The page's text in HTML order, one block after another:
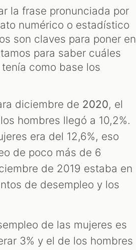
la frase pronunciada por
numérico o estadístico
son claves para poner en
para saber cuáles
como base los
diciembre de 2020, el
hombres llegó a 10,2%.
era del 12,6%, eso
de poco más de 6
de 2019 estaba en
de desempleo y los
de las mujeres es
3% y el de los hombres